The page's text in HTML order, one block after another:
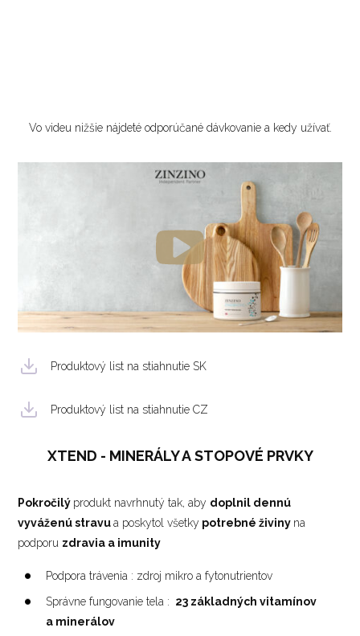
Vo videu nižšie nájdeté odporúčané dávkovanie a kedy užívať.
Produktový list na stiahnutie SK
Produktový list na stiahnutie CZ
XTEND - MINERÁLY A STOPOVÉ PRVKY
Pokročilý produkt navrhnutý tak, aby doplnil dennú
vyváženú stravua poskytol všetky potrebné živiny na
podporu zdravia a imunity
Podpora trávenia : zdroj mikro a fytonutrientov
Správne fungovanie tela : 23 základných vitamínov
a minerálov